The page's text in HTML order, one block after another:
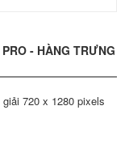
- HÀNG TRƯNG
720 x 1280 pixels